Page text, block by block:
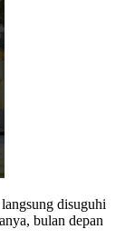
disuguhi
bulan depan